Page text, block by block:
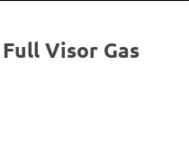
Visor Gas